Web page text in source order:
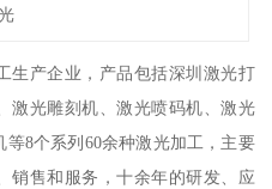
生产企业，产品包括深圳激光打
激光雕刻机、激光喷码机、激光
8个系列60余种激光加工，主要
销售和服务，十余年的研发、应